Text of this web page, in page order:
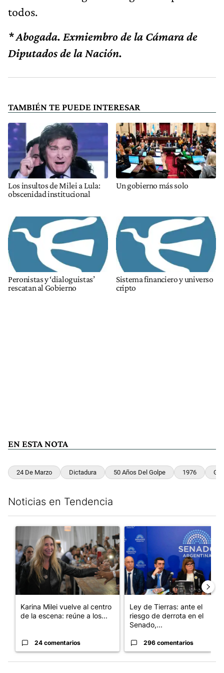
todos.
* Abogada. Exmiembro de la Cámara de
Diputados de la Nación.
TAMBIÉN TE PUEDE INTERESAR
Los insultos de Milei a Lula:
obscenidad institucional
Un gobierno más solo
Peronistas y ‘dialoguistas’
rescatan al Gobierno
Sistema financiero y universo
cripto
EN ESTA NOTA
24 De Marzo Dictadura 50 Años Del Golpe 1976
Noticias en Tendencia
Un artículo de tendencia con el título "Karina Milei vuelve al
Karina Milei vuelve al centro
de la escena: reúne a los...
24 comentarios
Un artículo de tendencia con
Ley de Tierras: ante el
riesgo de derrota en el
Senado,...
296 comentarios